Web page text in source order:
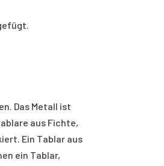
Das Metall ist
aus Fichte,
Ein Tablar aus
ein Tablar,